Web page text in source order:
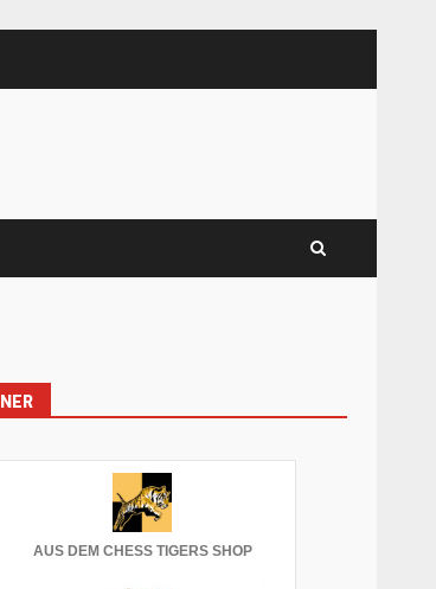
AUS DEM CHESS TIGERS SHOP